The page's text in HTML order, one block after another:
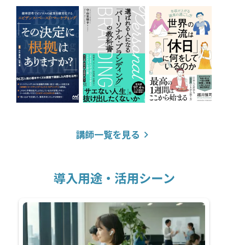
講師一覧を見る keyboard_arrow_right
導入用途・活用シーン